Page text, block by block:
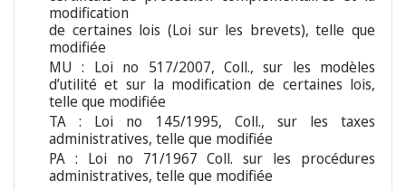
modification
de certaines lois (Loi sur les brevets), telle que
modifiée
MU : Loi no 517/2007, Coll., sur les modèles
d’utilité et sur la modification de certaines lois,
telle que modifiée
TA : Loi no 145/1995, Coll., sur les taxes
administratives, telle que modifiée
PA : Loi no 71/1967 Coll. sur les procédures
administratives, telle que modifiée